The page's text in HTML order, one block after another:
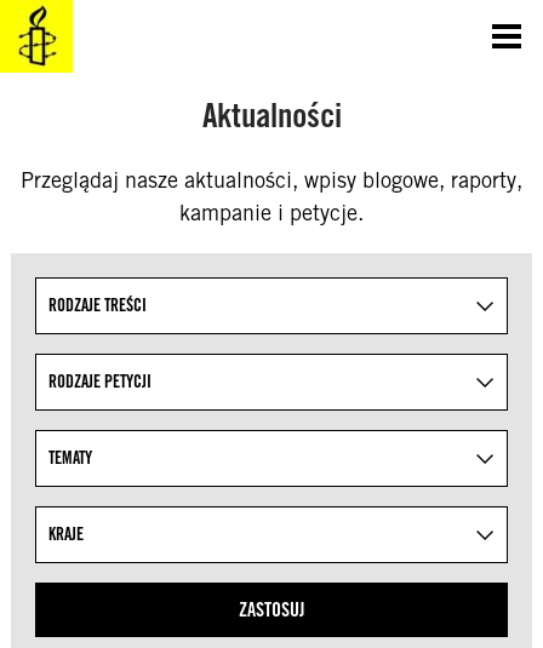
SKOCZ
DO
TREŚCI
Aktualności
Przeglądaj nasze aktualności, wpisy blogowe, raporty,
kampanie i petycje.
Uściślaj wyniki wyszukiwania, określając tematy z
RODZAJE TREŚCI
RODZAJE PETYCJI
TEMATY
KRAJE
ZASTOSUJ